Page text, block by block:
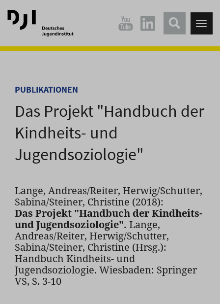
Direkt
zum
Hauptinhalt
Direkt
zum
Hauptmenü
PUBLIKATIONEN
Das Projekt "Handbuch der
Kindheits- und
Jugendsoziologie"
Lange, Andreas/Reiter, Herwig/Schutter,
Sabina/Steiner, Christine (2018):
Das Projekt "Handbuch der Kindheits-
und Jugendsoziologie". Lange,
Andreas/Reiter, Herwig/Schutter,
Sabina/Steiner, Christine (Hrsg.):
Handbuch Kindheits- und
Jugendsoziologie. Wiesbaden: Springer
VS, S. 3-10